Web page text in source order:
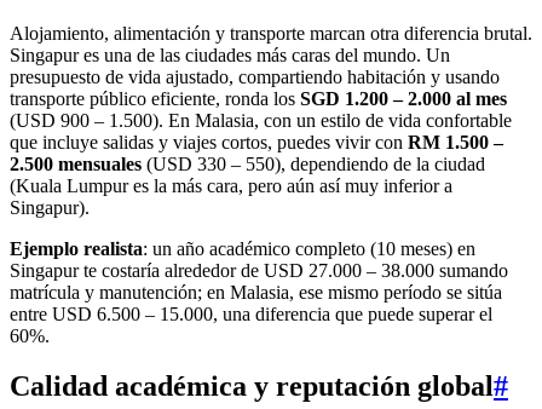
Alojamiento, alimentación y transporte marcan otra diferencia brutal.
Singapur es una de las ciudades más caras del mundo. Un
presupuesto de vida ajustado, compartiendo habitación y usando
transporte público eficiente, ronda los SGD 1.200 – 2.000 al mes
(USD 900 – 1.500). En Malasia, con un estilo de vida confortable
que incluye salidas y viajes cortos, puedes vivir con RM 1.500 –
2.500 mensuales (USD 330 – 550), dependiendo de la ciudad
(Kuala Lumpur es la más cara, pero aún así muy inferior a
Singapur).
Ejemplo realista: un año académico completo (10 meses) en
Singapur te costaría alrededor de USD 27.000 – 38.000 sumando
matrícula y manutención; en Malasia, ese mismo período se sitúa
entre USD 6.500 – 15.000, una diferencia que puede superar el
60%.
Calidad académica y reputación global#